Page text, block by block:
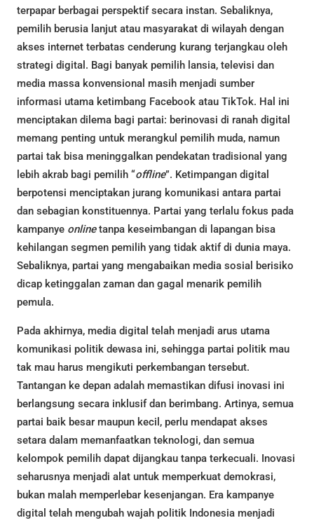
terpapar berbagai perspektif secara instan. Sebaliknya,
pemilih berusia lanjut atau masyarakat di wilayah dengan
akses internet terbatas cenderung kurang terjangkau oleh
strategi digital. Bagi banyak pemilih lansia, televisi dan
media massa konvensional masih menjadi sumber
informasi utama ketimbang Facebook atau TikTok. Hal ini
menciptakan dilema bagi partai: berinovasi di ranah digital
memang penting untuk merangkul pemilih muda, namun
partai tak bisa meninggalkan pendekatan tradisional yang
lebih akrab bagi pemilih “offline”. Ketimpangan digital
berpotensi menciptakan jurang komunikasi antara partai
dan sebagian konstituennya. Partai yang terlalu fokus pada
kampanye onlinetanpa keseimbangan di lapangan bisa
kehilangan segmen pemilih yang tidak aktif di dunia maya.
Sebaliknya, partai yang mengabaikan media sosial berisiko
dicap ketinggalan zaman dan gagal menarik pemilih
pemula.
Pada akhirnya, media digital telah menjadi arus utama
komunikasi politik dewasa ini, sehingga partai politik mau
tak mau harus mengikuti perkembangan tersebut.
Tantangan ke depan adalah memastikan difusi inovasi ini
berlangsung secara inklusif dan berimbang. Artinya, semua
partai baik besar maupun kecil, perlu mendapat akses
setara dalam memanfaatkan teknologi, dan semua
kelompok pemilih dapat dijangkau tanpa terkecuali. Inovasi
seharusnya menjadi alat untuk memperkuat demokrasi,
bukan malah memperlebar kesenjangan. Era kampanye
digital telah mengubah wajah politik Indonesia menjadi